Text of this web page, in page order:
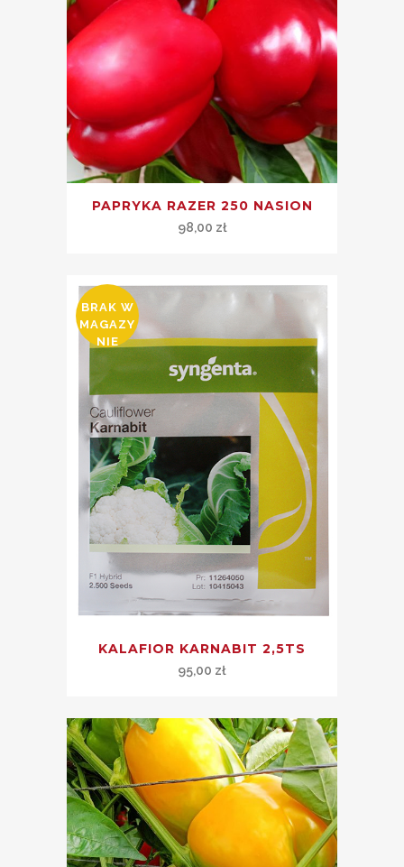
PAPRYKA RAZER 250 NASION
98,00 zł
BRAK W
MAGAZY
NIE
KALAFIOR KARNABIT 2,5TS
95,00 zł